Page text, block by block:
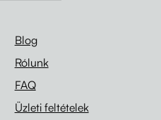
Blog
Rólunk
FAQ
Üzleti feltételek